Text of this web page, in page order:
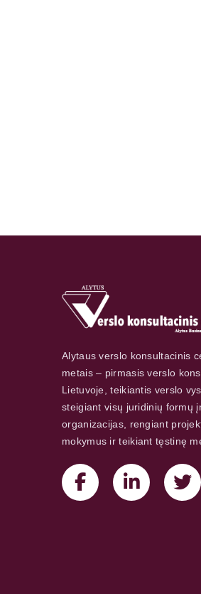
Alytaus verslo konsultacinis
metais – pirmasis verslo
Lietuvoje, teikiantis verslo
steigiant visų juridinių formų
organizacijas, rengiant
mokymus ir teikiant tęstinę